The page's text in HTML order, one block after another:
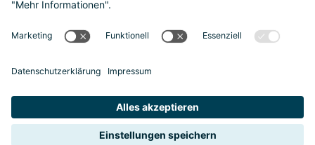
Datenschutz
Sitemap